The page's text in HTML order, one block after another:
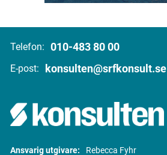
Telefon: 010-483 80 00
E-post: konsulten@srfkonsult.se
Ansvarig utgivare: Rebecca Fyhr